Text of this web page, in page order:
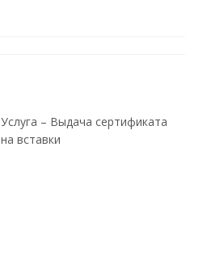
Услуга – Выдача сертификата
на вставки